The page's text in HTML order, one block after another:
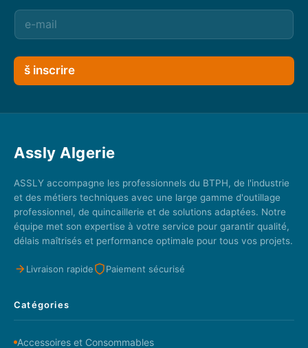
š inscrire
Assly Algerie
ASSLY accompagne les professionnels du BTPH, de l'industrie
et des métiers techniques avec une large gamme d'outillage
professionnel, de quincaillerie et de solutions adaptées. Notre
équipe met son expertise à votre service pour garantir qualité,
délais maîtrisés et performance optimale pour tous vos projets.
Livraison rapide Paiement sécurisé
Catégories
Accessoires et Consommables